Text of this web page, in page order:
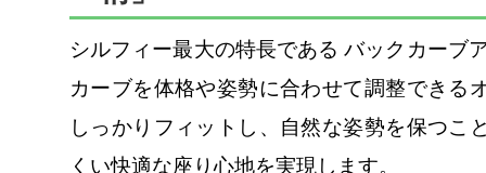
シルフィー最大の特長である バックカーブ
カーブを体格や姿勢に合わせて調整できる
しっかりフィットし、自然な姿勢を保つこ
くい快適な座り心地を実現します。